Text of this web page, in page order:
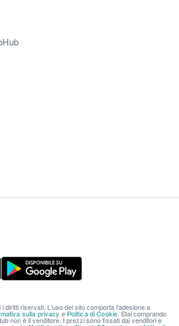
diritti riservati. L'uso del sito comporta l'adesione a
sulla privacy e Politica di Cookie. Stai comprando
non è il venditore. I prezzi sono fissati dai venditori e